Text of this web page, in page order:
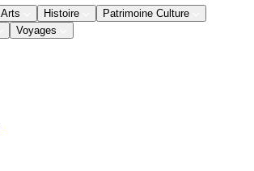
Arts Histoire
Patrimoine Culture
Voyages